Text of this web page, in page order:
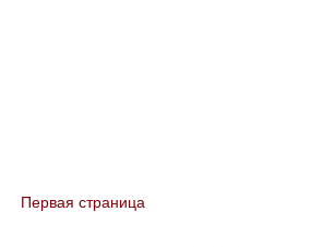
You are here
Первая страница